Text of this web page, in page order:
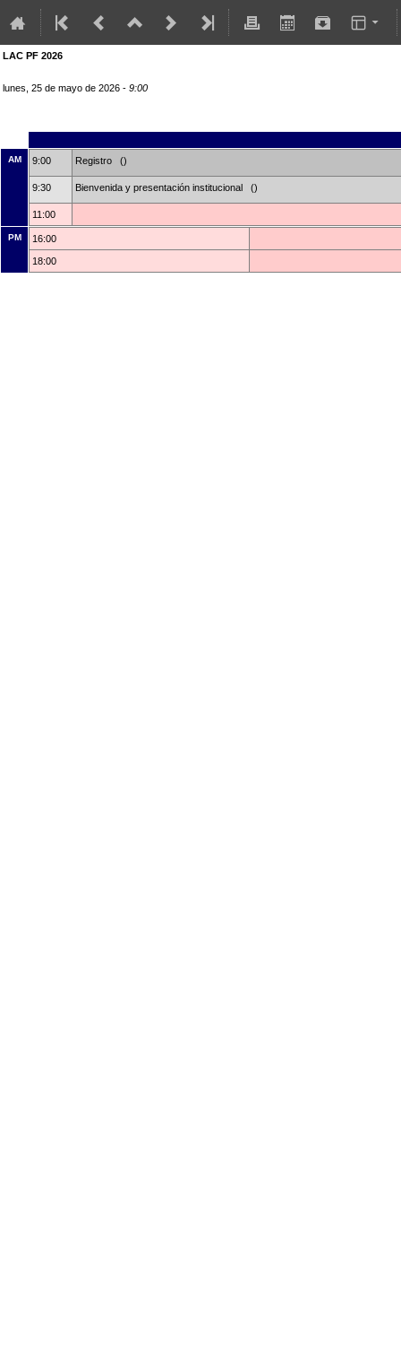
LAC PF 2026
lunes, 25 de mayo de 2026 - 9:00
AM 9:00 Registro ()
9:30 Bienvenida y presentación institucional ()
11:00
PM 16:00
18:00